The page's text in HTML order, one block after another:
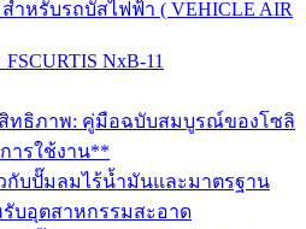
ำหรับรถบัสไฟฟ้า ( VEHICLE AIR
NxB-11
ทธิภาพ: คู่มือฉบับสมบูรณ์ของโซลิ
ารใช้งาน**
กับปั๊มลมไร้น้ำมันและมาตรฐาน
บอุตสาหกรรมสะอาด